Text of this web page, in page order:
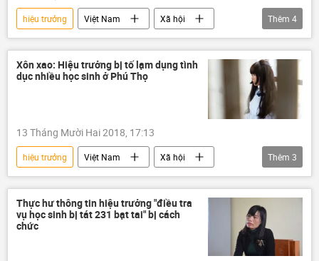
hiệu trưởng Việt Nam
Xã hội
Phú Thọ
Thanh Sơn
Đinh Bằng My
dâm ô
Thêm 4
Xôn xao: Hiệu trưởng bị tố lạm dụng tình
dục nhiều học sinh ở Phú Thọ
13 Tháng Mười Hai 2018, 17:13
hiệu trưởng Việt Nam
Xã hội
Phú Thọ
Thanh Sơn
lạm dụng tình dục
Thêm 3
Thực hư thông tin hiệu trưởng "điều tra
vụ học sinh bị tát 231 bạt tai" bị cách
chức